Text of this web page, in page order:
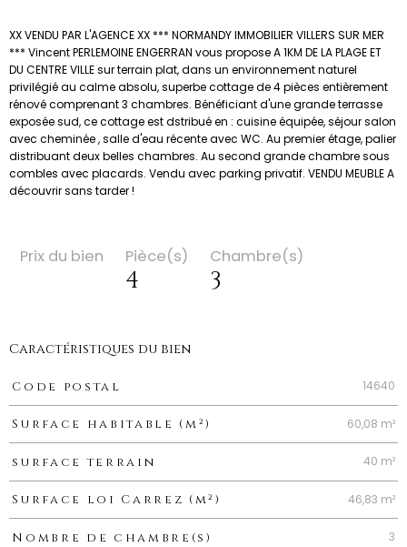
XX VENDU PAR L'AGENCE XX *** NORMANDY IMMOBILIER VILLERS SUR MER
*** Vincent PERLEMOINE ENGERRAN vous propose A 1KM DE LA PLAGE ET
DU CENTRE VILLE sur terrain plat, dans un environnement naturel
privilégié au calme absolu, superbe cottage de 4 pièces entièrement
rénové comprenant 3 chambres. Bénéficiant d'une grande terrasse
exposée sud, ce cottage est dstribué en : cuisine équipée, séjour salon
avec cheminée , salle d'eau récente avec WC. Au premier étage, palier
distribuant deux belles chambres. Au second grande chambre sous
combles avec placards. Vendu avec parking privatif. VENDU MEUBLE A
découvrir sans tarder !
Prix du bien Pièce(s)
4
Chambre(s)
3
Caractéristiques du bien
Caractéristiques Valeurs
Code postal 14640
Surface habitable (m²) 60,08 m²
surface terrain 40 m²
Surface loi Carrez (m²) 46,83 m²
Nombre de chambre(s) 3